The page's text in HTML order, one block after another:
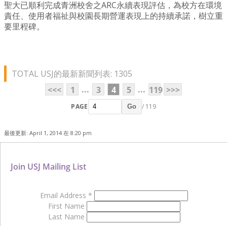
聖大已順利完成青洲校舍之ARC永續表現評估，為校方在環境
責任、使用者福祉與校園長期營運表現上的持續承諾，樹立重
要里程碑。
TOTAL USJ的最新新聞列表: 1305
<<<
1 ... 3 4 5 ... 119 >>>
PAGE Go / 119
最後更新: April 1, 2014 在 8:20 pm
Join USJ Mailing List
Email Address *
First Name
Last Name